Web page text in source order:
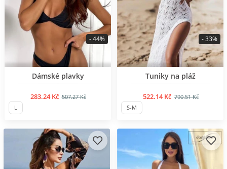
BESTSELLER
Dámské plavky
283.24 Kč 507.27 Kč
- 44%
L
BESTSELLER
Tuniky na pláž
522.14 Kč 790.51 Kč
- 33%
S-M